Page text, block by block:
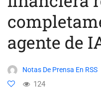
agente de
Notas De Prensa En RSS
124